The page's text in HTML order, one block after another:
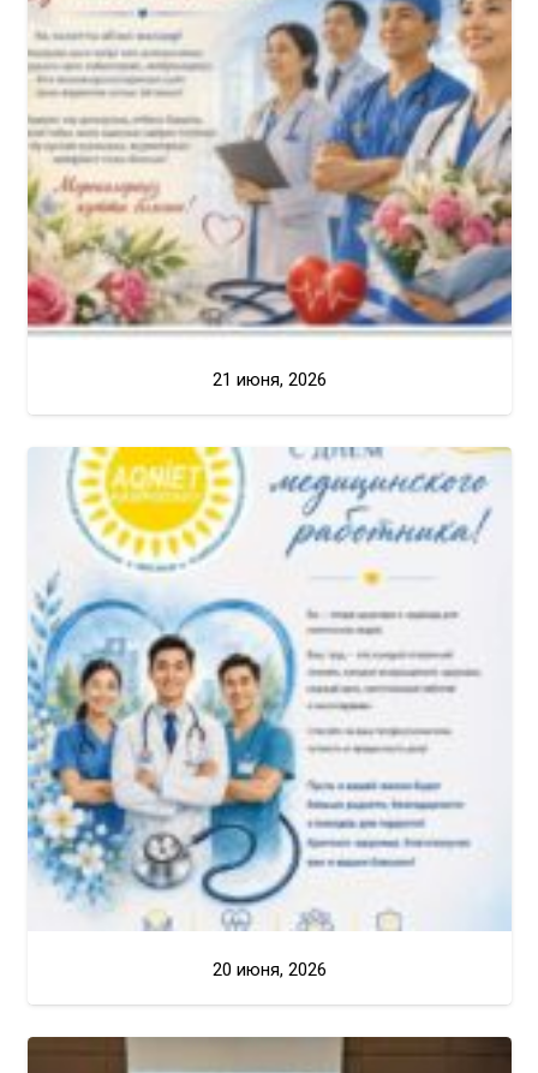
21 июня, 2026
20 июня, 2026